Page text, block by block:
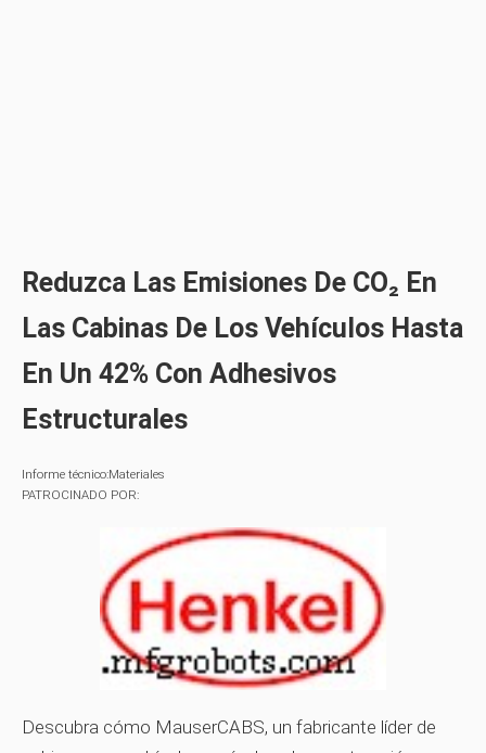
Reduzca Las Emisiones De CO₂ En
Las Cabinas De Los Vehículos Hasta
En Un 42% Con Adhesivos
Estructurales
Informe técnico:Materiales
PATROCINADO POR:
Descubra cómo MauserCABS, un fabricante líder de